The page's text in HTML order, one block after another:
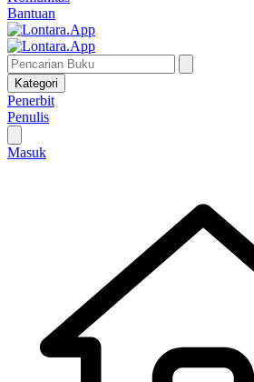
Bantuan
Kategori
Penerbit
Penulis
Masuk